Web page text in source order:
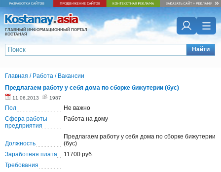
ГЛАВНЫЙ ИНФОРМАЦИОННЫЙ ПОРТАЛ
КОСТАНАЯ
Найти
Главная / Работа / Вакансии
Предлагаем работу у себя дома по сборке бижутерии (бус)
11.06.2013 1987
Пол
Не важно
Сфера работы
предприятия
Работа на дому
Должность
Предлагаем работу у себя дома по сборке бижутерии
(бус)
Заработная плата
11700 руб.
Требования